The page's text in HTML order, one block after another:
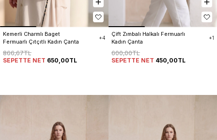
Kemerli Charmlı Baget
Fermuarlı Çıtçıtlı Kadın Çanta
+4
866,67TL
SEPETTE NET 650,00TL
Çift Zımbalı Halkalı Fermuarlı
Kadın Çanta
+1
600,00TL
SEPETTE NET 450,00TL